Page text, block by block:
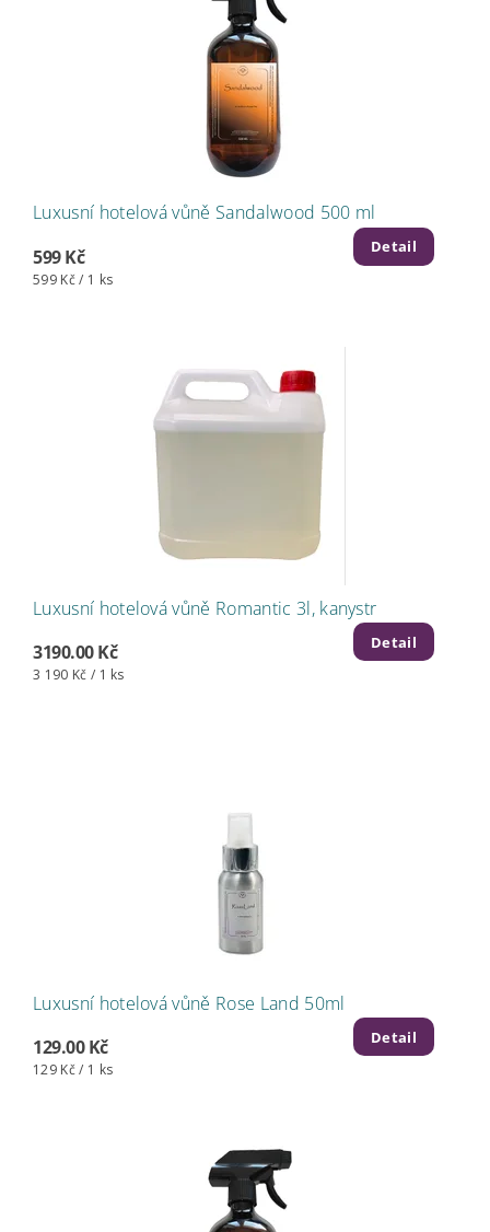
Luxusní hotelová vůně Sandalwood 500 ml
599 Kč
599 Kč / 1 ks
Detail
Luxusní hotelová vůně Romantic 3l, kanystr
3190.00 Kč
3 190 Kč / 1 ks
Detail
Luxusní hotelová vůně Rose Land 50ml
129.00 Kč
129 Kč / 1 ks
Detail